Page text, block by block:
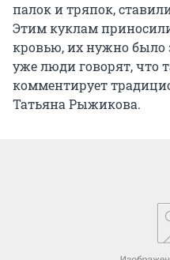
палок и тряпок,
Этим куклам
кровью, их нужно было
уже люди говорят, что
комментирует
Татьяна Рыжикова.